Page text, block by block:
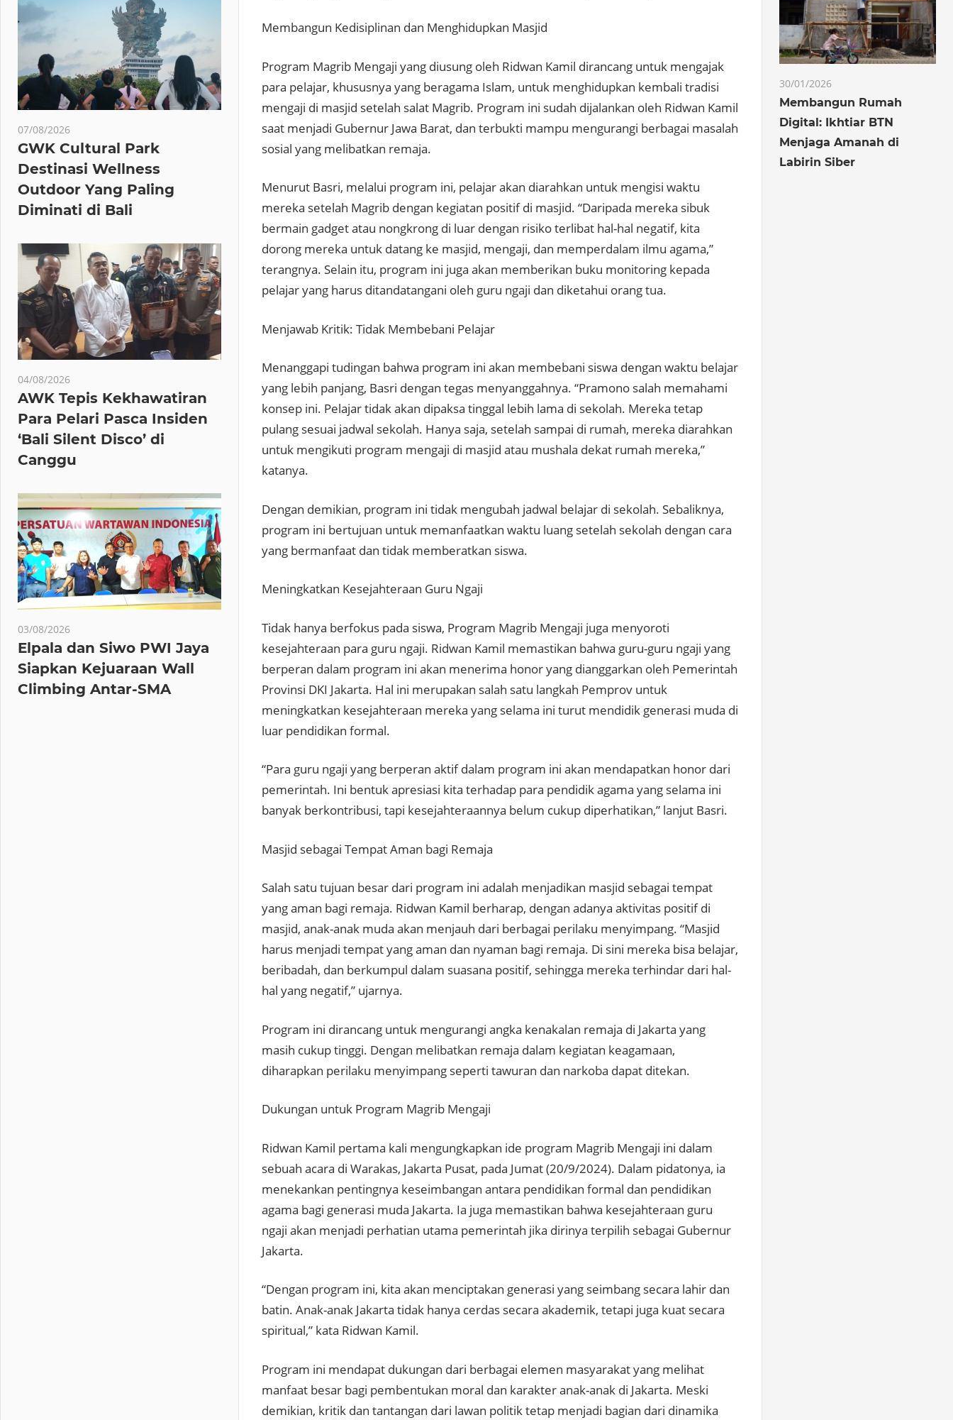
Membangun Kedisiplinan dan Menghidupkan Masjid
Program Magrib Mengaji yang diusung oleh Ridwan Kamil dirancang untuk mengajak
para pelajar, khususnya yang beragama Islam, untuk menghidupkan kembali tradisi
mengaji di masjid setelah salat Magrib. Program ini sudah dijalankan oleh Ridwan Kamil
saat menjadi Gubernur Jawa Barat, dan terbukti mampu mengurangi berbagai masalah
sosial yang melibatkan remaja.
Menurut Basri, melalui program ini, pelajar akan diarahkan untuk mengisi waktu
mereka setelah Magrib dengan kegiatan positif di masjid. “Daripada mereka sibuk
bermain gadget atau nongkrong di luar dengan risiko terlibat hal-hal negatif, kita
dorong mereka untuk datang ke masjid, mengaji, dan memperdalam ilmu agama,”
terangnya. Selain itu, program ini juga akan memberikan buku monitoring kepada
pelajar yang harus ditandatangani oleh guru ngaji dan diketahui orang tua.
Menjawab Kritik: Tidak Membebani Pelajar
Menanggapi tudingan bahwa program ini akan membebani siswa dengan waktu belajar
yang lebih panjang, Basri dengan tegas menyanggahnya. “Pramono salah memahami
konsep ini. Pelajar tidak akan dipaksa tinggal lebih lama di sekolah. Mereka tetap
pulang sesuai jadwal sekolah. Hanya saja, setelah sampai di rumah, mereka diarahkan
untuk mengikuti program mengaji di masjid atau mushala dekat rumah mereka,”
katanya.
Dengan demikian, program ini tidak mengubah jadwal belajar di sekolah. Sebaliknya,
program ini bertujuan untuk memanfaatkan waktu luang setelah sekolah dengan cara
yang bermanfaat dan tidak memberatkan siswa.
Meningkatkan Kesejahteraan Guru Ngaji
Tidak hanya berfokus pada siswa, Program Magrib Mengaji juga menyoroti
kesejahteraan para guru ngaji. Ridwan Kamil memastikan bahwa guru-guru ngaji yang
berperan dalam program ini akan menerima honor yang dianggarkan oleh Pemerintah
Provinsi DKI Jakarta. Hal ini merupakan salah satu langkah Pemprov untuk
meningkatkan kesejahteraan mereka yang selama ini turut mendidik generasi muda di
luar pendidikan formal.
“Para guru ngaji yang berperan aktif dalam program ini akan mendapatkan honor dari
pemerintah. Ini bentuk apresiasi kita terhadap para pendidik agama yang selama ini
banyak berkontribusi, tapi kesejahteraannya belum cukup diperhatikan,” lanjut Basri.
Masjid sebagai Tempat Aman bagi Remaja
Salah satu tujuan besar dari program ini adalah menjadikan masjid sebagai tempat
yang aman bagi remaja. Ridwan Kamil berharap, dengan adanya aktivitas positif di
masjid, anak-anak muda akan menjauh dari berbagai perilaku menyimpang. “Masjid
harus menjadi tempat yang aman dan nyaman bagi remaja. Di sini mereka bisa belajar,
beribadah, dan berkumpul dalam suasana positif, sehingga mereka terhindar dari hal-
hal yang negatif,” ujarnya.
Program ini dirancang untuk mengurangi angka kenakalan remaja di Jakarta yang
masih cukup tinggi. Dengan melibatkan remaja dalam kegiatan keagamaan,
diharapkan perilaku menyimpang seperti tawuran dan narkoba dapat ditekan.
Dukungan untuk Program Magrib Mengaji
Ridwan Kamil pertama kali mengungkapkan ide program Magrib Mengaji ini dalam
sebuah acara di Warakas, Jakarta Pusat, pada Jumat (20/9/2024). Dalam pidatonya, ia
menekankan pentingnya keseimbangan antara pendidikan formal dan pendidikan
agama bagi generasi muda Jakarta. Ia juga memastikan bahwa kesejahteraan guru
ngaji akan menjadi perhatian utama pemerintah jika dirinya terpilih sebagai Gubernur
Jakarta.
“Dengan program ini, kita akan menciptakan generasi yang seimbang secara lahir dan
batin. Anak-anak Jakarta tidak hanya cerdas secara akademik, tetapi juga kuat secara
spiritual,” kata Ridwan Kamil.
Program ini mendapat dukungan dari berbagai elemen masyarakat yang melihat
manfaat besar bagi pembentukan moral dan karakter anak-anak di Jakarta. Meski
demikian, kritik dan tantangan dari lawan politik tetap menjadi bagian dari dinamika
07/08/2026
GWK Cultural Park
Destinasi Wellness
Outdoor Yang Paling
Diminati di Bali
04/08/2026
AWK Tepis Kekhawatiran
Para Pelari Pasca Insiden
‘Bali Silent Disco’ di
Canggu
03/08/2026
Elpala dan Siwo PWI Jaya
Siapkan Kejuaraan Wall
Climbing Antar-SMA
30/01/2026
Membangun Rumah
Digital: Ikhtiar BTN
Menjaga Amanah di
Labirin Siber